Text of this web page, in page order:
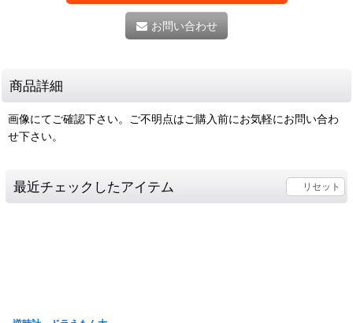
お問い合わせ
商品詳細
画像にてご確認下さい。ご不明点はご購入前にお気軽にお問い合わ
せ下さい。
最近チェックしたアイテム リセット